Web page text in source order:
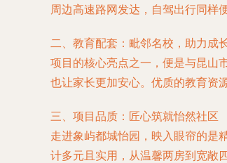
周边高速路网发达，自驾出行同样
二、教育配套：毗邻名校，助力成
项目的核心亮点之一，便是与昆山
也让家长更加安心。优质的教育资
三、项目品质：匠心筑就怡然社区
走进象屿都城怡园，映入眼帘的是
计多元且实用，从温馨两房到宽敞